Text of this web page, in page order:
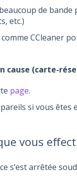
de
etc.)
CCleaner
cause (carte-
page.
si vous
vous
s’est arrêtée